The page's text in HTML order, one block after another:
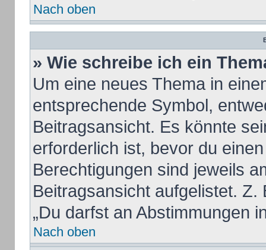
Nach oben
» Wie schreibe ich ein
Um eine neues Thema in
entsprechende Symbol,
Beitragsansicht. Es könnte
erforderlich ist, bevor du
Berechtigungen sind jeweils
Beitragsansicht aufgelistet. Z.
„Du darfst an Abstimmungen
Nach oben